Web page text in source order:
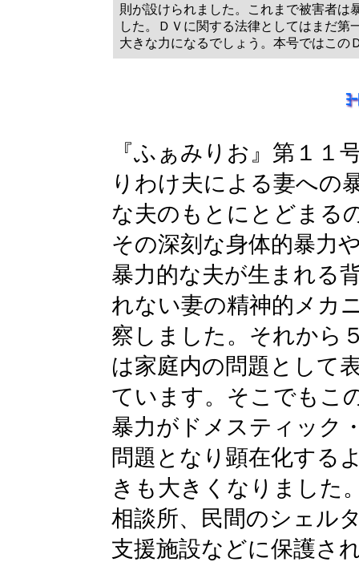
則が設けられました。これまで被害者は
した。ＤＶに関する法律としてはまだ
大きな力になるでしょう。本号ではこ
『ふぁみりお』第１１
りわけ夫による妻への
な夫のもとにとどまる
その深刻な身体的暴力
暴力的な夫が生まれる
れない妻の精神的メカ
察しました。それから
は家庭内の問題として
ています。そこでもこ
暴力がドメスティック
問題となり顕在化する
きも大きくなりました
相談所、民間のシェル
支援施設などに保護さ